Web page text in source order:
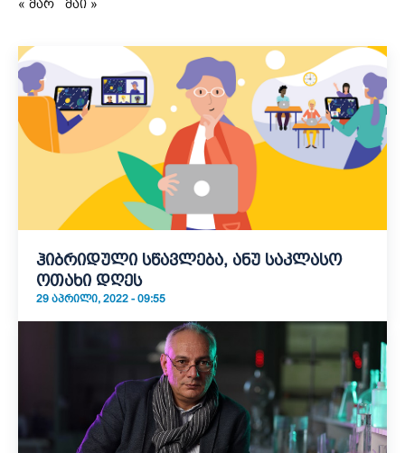
« მარ
მაი »
ჰიბრიდული სწავლება, ანუ საკლასო
ოთახი დღეს
29 ᲐᲞᲠᲘᲚᲘ, 2022 - 09:55